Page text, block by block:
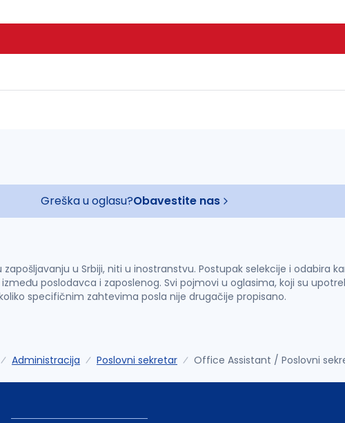
Greška u oglasu?Obavestite nas
u Srbiji, niti u inostranstvu. Postupak selekcije i odabira
poslodavca i zaposlenog. Svi pojmovi u oglasima, koji su
specifičnim zahtevima posla nije drugačije propisano.
Administracija Poslovni sekretar Office Assistant / Poslovni